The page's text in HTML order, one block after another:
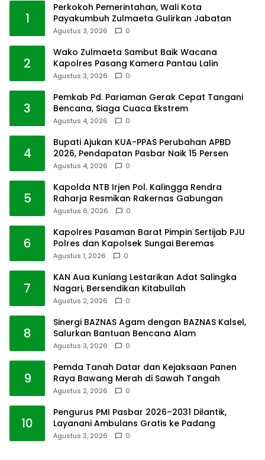
1
Perkokoh Pemerintahan, Wali Kota
Payakumbuh Zulmaeta Gulirkan Jabatan
Agustus 3, 2026 0
2
Wako Zulmaeta Sambut Baik Wacana
Kapolres Pasang Kamera Pantau Lalin
Agustus 3, 2026 0
3
Pemkab Pd. Pariaman Gerak Cepat Tangani
Bencana, Siaga Cuaca Ekstrem
Agustus 4, 2026 0
4
Bupati Ajukan KUA-PPAS Perubahan APBD
2026, Pendapatan Pasbar Naik 15 Persen
Agustus 4, 2026 0
5
Kapolda NTB Irjen Pol. Kalingga Rendra
Raharja Resmikan Rakernas Gabungan
Agustus 6, 2026 0
6
Kapolres Pasaman Barat Pimpin Sertijab PJU
Polres dan Kapolsek Sungai Beremas
Agustus 1, 2026 0
7
KAN Aua Kuniang Lestarikan Adat Salingka
Nagari, Bersendikan Kitabullah
Agustus 2, 2026 0
8
Sinergi BAZNAS Agam dengan BAZNAS Kalsel,
Salurkan Bantuan Bencana Alam
Agustus 3, 2026 0
9
Pemda Tanah Datar dan Kejaksaan Panen
Raya Bawang Merah di Sawah Tangah
Agustus 2, 2026 0
10
Pengurus PMI Pasbar 2026–2031 Dilantik,
Layanani Ambulans Gratis ke Padang
Agustus 3, 2026 0